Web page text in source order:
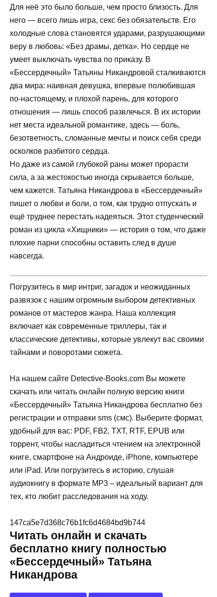
Для неё это было больше, чем просто близость. Для
него — всего лишь игра, секс без обязательств. Его
холодные слова становятся ударами, разрушающими
веру в любовь: «Без драмы, детка». Но сердце не
умеет выключать чувства по приказу. В
«Бессердечный» Татьяны Никандровой сталкиваются
два мира: наивная девушка, впервые полюбившая
по-настоящему, и плохой парень, для которого
отношения — лишь способ развлечься. В их истории
нет места идеальной романтике, здесь — боль,
безответность, сломанные мечты и поиск себя среди
осколков разбитого сердца.
Но даже из самой глубокой раны может прорасти
сила, а за жестокостью иногда скрывается больше,
чем кажется. Татьяна Никандрова в «Бессердечный»
пишет о любви и боли, о том, как трудно отпускать и
ещё труднее перестать надеяться. Этот студенческий
роман из цикла «Хищники» — история о том, что даже
плохие парни способны оставить след в душе
навсегда.
Погрузитесь в мир интриг, загадок и неожиданных
развязок с нашим огромным выбором детективных
романов от мастеров жанра. Наша коллекция
включает как современные триллеры, так и
классические детективы, которые увлекут вас своими
тайнами и поворотами сюжета.
На нашем сайте Detective-Books.com Вы можете
скачать или читать онлайн полную версию книги
«Бессердечный» Татьяна Никандрова бесплатно без
регистрации и отправки sms (смс). Выберите формат,
удобный для вас: PDF, FB2, TXT, RTF, EPUB или
торрент, чтобы насладиться чтением на электронной
книге, смартфоне на Андроиде, iPhone, компьютере
или iPad. Или погрузитесь в историю, слушая
аудиокнигу в формате MP3 – идеальный вариант для
тех, кто любит расследования на ходу.
147ca5e7d368c76b1fc6d4684bd9b744
Читать онлайн и скачать
бесплатно книгу полностью
«Бессердечный» Татьяна
Никандрова